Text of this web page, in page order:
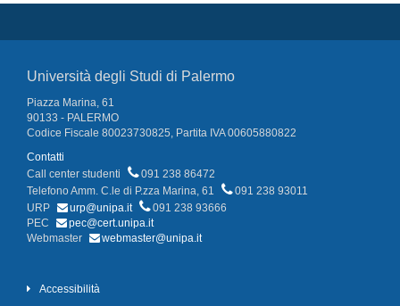
Università degli Studi di Palermo
Piazza Marina, 61
90133 - PALERMO
Codice Fiscale 80023730825, Partita IVA 00605880822
Contatti
Call center studenti
091 238 86472
Telefono Amm. C.le di P.zza Marina, 61
091 238 93011
URP
urp@unipa.it
091 238 93666
PEC
pec@cert.unipa.it
Webmaster
webmaster@unipa.it
Accessibilità